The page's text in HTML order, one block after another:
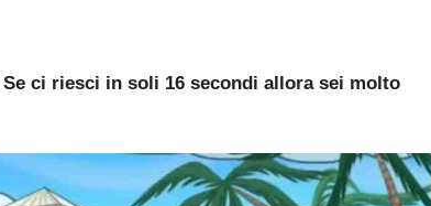
ci riesci in soli 16 secondi allora sei molto